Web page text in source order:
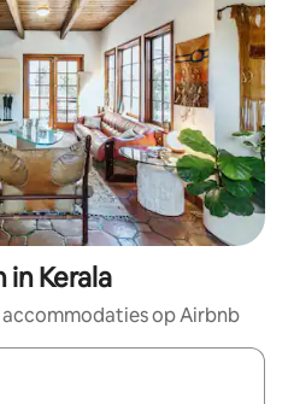
Kerala
op Airbnb
zijn, maak je een keuze